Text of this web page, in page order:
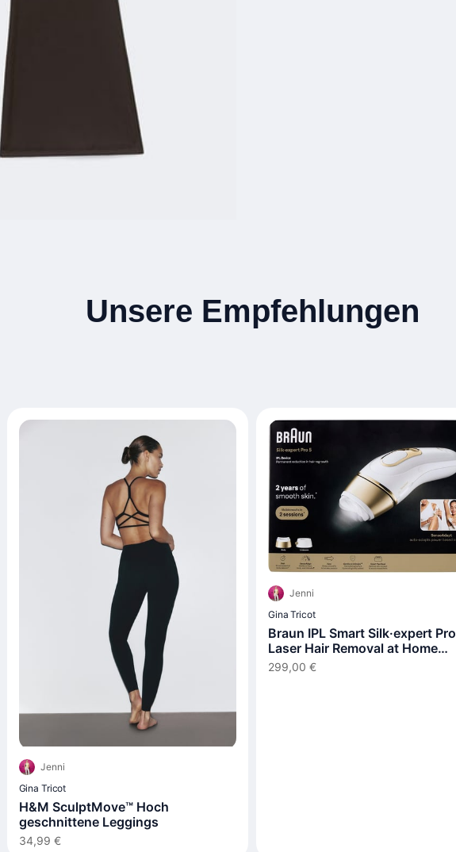
Unsere Empfehlungen
Jenni
Gina Tricot
H&M SculptMove™ Hoch
geschnittene Leggings
34,99 €
Jenni
Gina Tricot
Braun IPL Smart Silk·expert
Laser Hair Removal at Home
PL5210
299,00 €